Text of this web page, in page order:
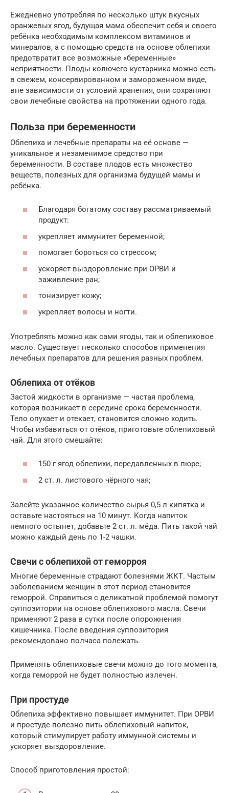
Ежедневно употребляя по несколько штук вкусных
оранжевых ягод, будущая мама обеспечит себя и своего
ребёнка необходимым комплексом витаминов и
минералов, а с помощью средств на основе облепихи
предотвратит все возможные «беременные»
неприятности. Плоды колючего кустарника можно есть
в свежем, консервированном и замороженном виде,
вне зависимости от условий хранения, они сохраняют
свои лечебные свойства на протяжении одного года.
Польза при беременности
Облепиха и лечебные препараты на её основе —
уникальное и незаменимое средство при
беременности. В составе плодов есть множество
веществ, полезных для организма будущей мамы и
ребёнка.
Благодаря богатому составу рассматриваемый
продукт:
укрепляет иммунитет беременной;
помогает бороться со стрессом;
ускоряет выздоровление при ОРВИ и
заживление ран;
тонизирует кожу;
укрепляет волосы и ногти.
Употреблять можно как сами ягоды, так и облепиховое
масло. Существует несколько способов применения
лечебных препаратов для решения разных проблем.
Облепиха от отёков
Застой жидкости в организме — частая проблема,
которая возникает в середине срока беременности.
Тело опухает и отекает, становится сложно ходить.
Чтобы избавиться от отёков, приготовьте облепиховый
чай. Для этого смешайте:
150 г ягод облепихи, передавленных в пюре;
2 ст. л. листового чёрного чая;
Залейте указанное количество сырья 0,5 л кипятка и
оставьте настояться на 10 минут. Когда напиток
немного остынет, добавьте 2 ст. л. мёда. Пить такой чай
можно каждый день по 1-2 чашки.
Свечи с облепихой от геморроя
Многие беременные страдают болезнями ЖКТ. Частым
заболеванием женщин в этот период становится
геморрой. Справиться с деликатной проблемой помогут
суппозитории на основе облепихового масла. Свечи
применяют 2 раза в сутки после опорожнения
кишечника. После введения суппозитория
рекомендовано полчаса полежать.
Применять облепиховые свечи можно до того момента,
когда геморрой не будет полностью излечен.
При простуде
Облепиха эффективно повышает иммунитет. При ОРВИ
и простуде полезно пить облепиховый напиток,
который стимулирует работу иммунной системы и
ускоряет выздоровление.
Способ приготовления простой: